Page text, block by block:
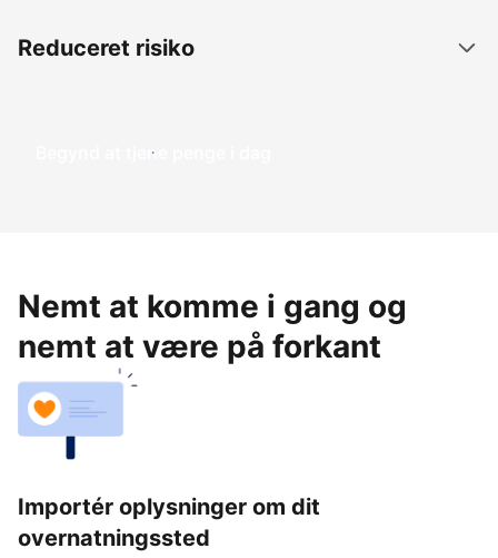
Reduceret risiko
Begynd at tjene penge i dag
Nemt at komme i gang og
nemt at være på forkant
Importér oplysninger om dit
overnatningssted